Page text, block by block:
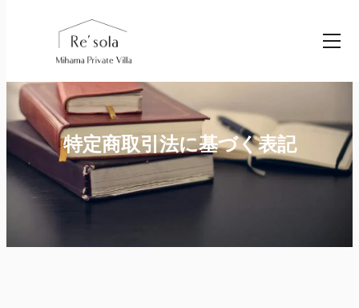
ス
ッ
Home / 特定商取引法に基づく表記
特定商取引法に基づく表記